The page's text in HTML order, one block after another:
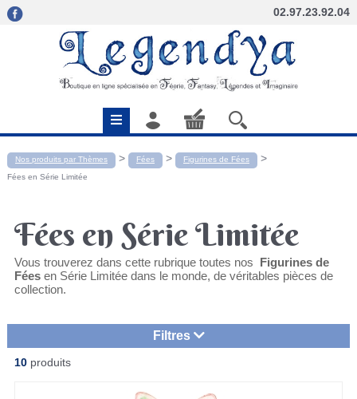
02.97.23.92.04
Nos produits par Thèmes > Fées > Figurines de Fées >
Fées en Série Limitée
Fées en Série Limitée
Vous trouverez dans cette rubrique toutes nos Figurines de
Fées en Série Limitée dans le monde, de véritables pièces de
collection.
Filtres
10 produits